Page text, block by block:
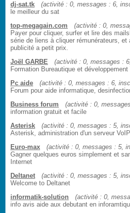
dj-sat.tk
(activité : 0, messages : 6,
le meilleur du sat
top-megagain.com
(activité : 0,
Payer pour cliquer, surfer et lire des
série de liens à cliquer rémunérateurs,
publicité a petit prix.
Joël GARBE
(activité : 0, messages :
Formation Bureautique et
Pc aide
(activité : 0, messages : 6,
Forum pour aide informatique,
Business forum
(activité : 0,
information gratuit et facile
Asterisk
(activité : 0, messages : 5,
Asterisk, administration d'un serveur VoIP
Euro-max
(activité : 0, messages : 5,
Gagner quelques euros simplement et
Internet
Deltanet
(activité : 0, messages : 5,
Welcome to Deltanet
informatik-solution
(activité : 0,
info avis aide aux debutant en